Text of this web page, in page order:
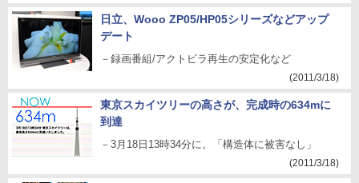
日立、Wooo ZP05/HP05シリーズなどアップ
デート
－録画番組/アクトビラ再生の安定化など
(2011/3/18)
東京スカイツリーの高さが、完成時の634mに
到達
－3月18日13時34分に。「構造体に被害なし」
(2011/3/18)